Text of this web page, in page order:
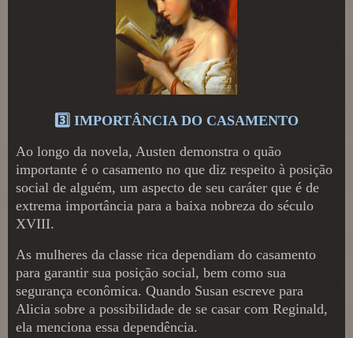
3️⃣ IMPORTÂNCIA DO CASAMENTO
Ao longo da novela, Austen demonstra o quão
importante é o casamento no que diz respeito à posição
social de alguém, um aspecto de seu caráter que é de
extrema importância para a baixa nobreza do século
XVIII.
As mulheres da classe rica dependiam do casamento
para garantir sua posição social, bem como sua
segurança econômica. Quando Susan escreve para
Alicia sobre a possibilidade de se casar com Reginald,
ela menciona essa dependência.